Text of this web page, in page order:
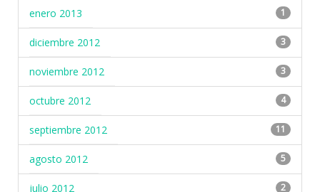
enero 2013 1
diciembre 2012 3
noviembre 2012 3
octubre 2012 4
septiembre 2012 11
agosto 2012 5
julio 2012 2